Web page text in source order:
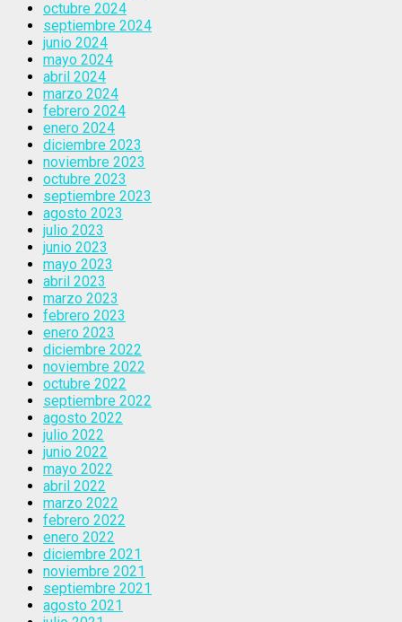
octubre 2024
septiembre 2024
junio 2024
mayo 2024
abril 2024
marzo 2024
febrero 2024
enero 2024
diciembre 2023
noviembre 2023
octubre 2023
septiembre 2023
agosto 2023
julio 2023
junio 2023
mayo 2023
abril 2023
marzo 2023
febrero 2023
enero 2023
diciembre 2022
noviembre 2022
octubre 2022
septiembre 2022
agosto 2022
julio 2022
junio 2022
mayo 2022
abril 2022
marzo 2022
febrero 2022
enero 2022
diciembre 2021
noviembre 2021
septiembre 2021
agosto 2021